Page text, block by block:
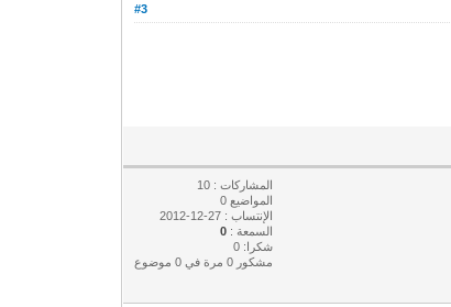
#3
المشاركات : 10
المواضيع 0
الإنتساب : 27-12-2012
السمعة :0
شكرا: 0
مشكور 0 مرة في 0 موضوع